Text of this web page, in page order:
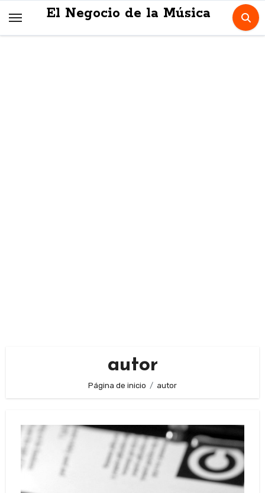
El Negocio de la Música
autor
Página de inicio autor